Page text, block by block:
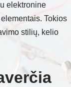
elektronine
Tokios
stilių, kelio